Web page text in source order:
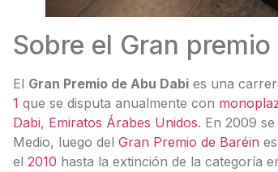
Sobre el Gran
El Gran Premio de Abu Dabies una
1 que se disputa anualmente con
Dabi, Emiratos Árabes Unidos. En 2009
Medio, luego del Gran Premio de Baréin
el 2010 hasta la extinción de la categoría